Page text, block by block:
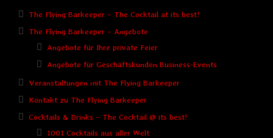
The Flying Barkeeper – The Cocktail at its best!
The Flying Barkeeper – Angebote
Angebote für Ihre private Feier
Angebote für Geschäftskunden Business-Events
Veranstaltungen mit The Flying Barkeeper
Kontakt zu The Flying Barkeeper
Cocktails & Drinks – The Cocktail @ its best!
1001 Cocktails aus aller Welt